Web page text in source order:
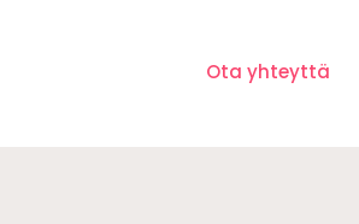
Ota yhteyttä